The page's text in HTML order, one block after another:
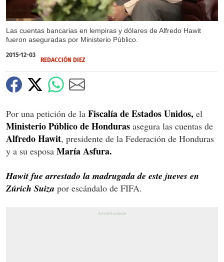
Las cuentas bancarias en lempiras y dólares de Alfredo Hawit
fueron aseguradas por Ministerio Público.
2015-12-03
REDACCIÓN DIEZ
Por una petición de la Fiscalía de Estados Unidos, el
Ministerio Público de Honduras asegura las cuentas de
Alfredo Hawit, presidente de la Federación de Honduras
y a su esposa María Asfura.
Hawit fue arrestado la madrugada de este jueves en
Zúrich Suiza por escándalo de FIFA.